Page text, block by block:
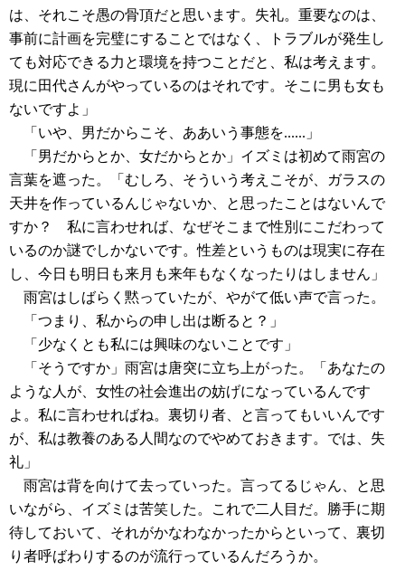
は、それこそ愚の骨頂だと思います。失礼。重要なのは、
事前に計画を完璧にすることではなく、トラブルが発生し
ても対応できる力と環境を持つことだと、私は考えます。
現に田代さんがやっているのはそれです。そこに男も女も
ないですよ」
「いや、男だからこそ、ああいう事態を......」
「男だからとか、女だからとか」イズミは初めて雨宮の
言葉を遮った。「むしろ、そういう考えこそが、ガラスの
天井を作っているんじゃないか、と思ったことはないんで
すか？ 私に言わせれば、なぜそこまで性別にこだわって
いるのか謎でしかないです。性差というものは現実に存在
し、今日も明日も来月も来年もなくなったりはしません」
雨宮はしばらく黙っていたが、やがて低い声で言った。
「つまり、私からの申し出は断ると？」
「少なくとも私には興味のないことです」
「そうですか」雨宮は唐突に立ち上がった。「あなたの
ような人が、女性の社会進出の妨げになっているんです
よ。私に言わせればね。裏切り者、と言ってもいいんです
が、私は教養のある人間なのでやめておきます。では、失
礼」
雨宮は背を向けて去っていった。言ってるじゃん、と思
いながら、イズミは苦笑した。これで二人目だ。勝手に期
待しておいて、それがかなわなかったからといって、裏切
り者呼ばわりするのが流行っているんだろうか。